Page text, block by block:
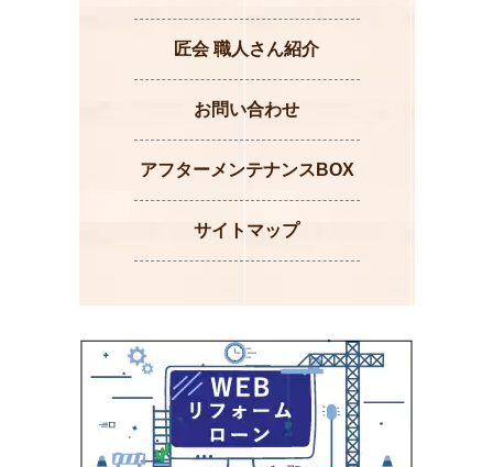
匠会 職人さん紹介
お問い合わせ
アフターメンテナンスBOX
サイトマップ